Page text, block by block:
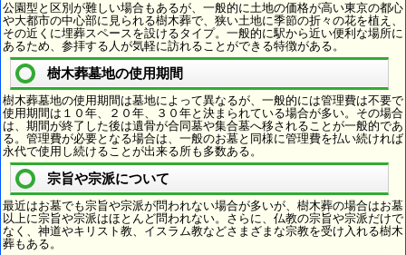
公園型と区別が難しい場合もあるが、一般的に土地の価格が高い東京の都心
や大都市の中心部に見られる樹木葬で、狭い土地に季節の折々の花を植え、
その近くに埋葬スペースを設けるタイプ。一般的に駅から近い便利な場所に
あるため、参拝する人が気軽に訪れることができる特徴がある。
樹木葬墓地の使用期間
樹木葬墓地の使用期間は墓地によって異なるが、一般的には管理費は不要で
使用期間は１０年、２０年、３０年と決まられている場合が多い。その場合
は、期間が終了した後は遺骨が合同墓や集合墓へ移されることが一般的であ
る。管理費が必要となる場合は、一般のお墓と同様に管理費を払い続ければ
永代で使用し続けることが出来る所も多数ある。
宗旨や宗派について
最近はお墓でも宗旨や宗派が問われない場合が多いが、樹木葬の場合はお墓
以上に宗旨や宗派はほとんど問われない。さらに、仏教の宗旨や宗派だけで
なく、神道やキリスト教、イスラム教などさまざまな宗教を受け入れる樹木
葬もある。